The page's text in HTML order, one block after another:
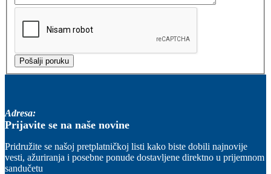
Adresa:
Prijavite se na naše novine
Pridružite se našoj pretplatničkoj listi kako biste dobili najnovije
vesti, ažuriranja i posebne ponude dostavljene direktno u prijemnom
sandučetu